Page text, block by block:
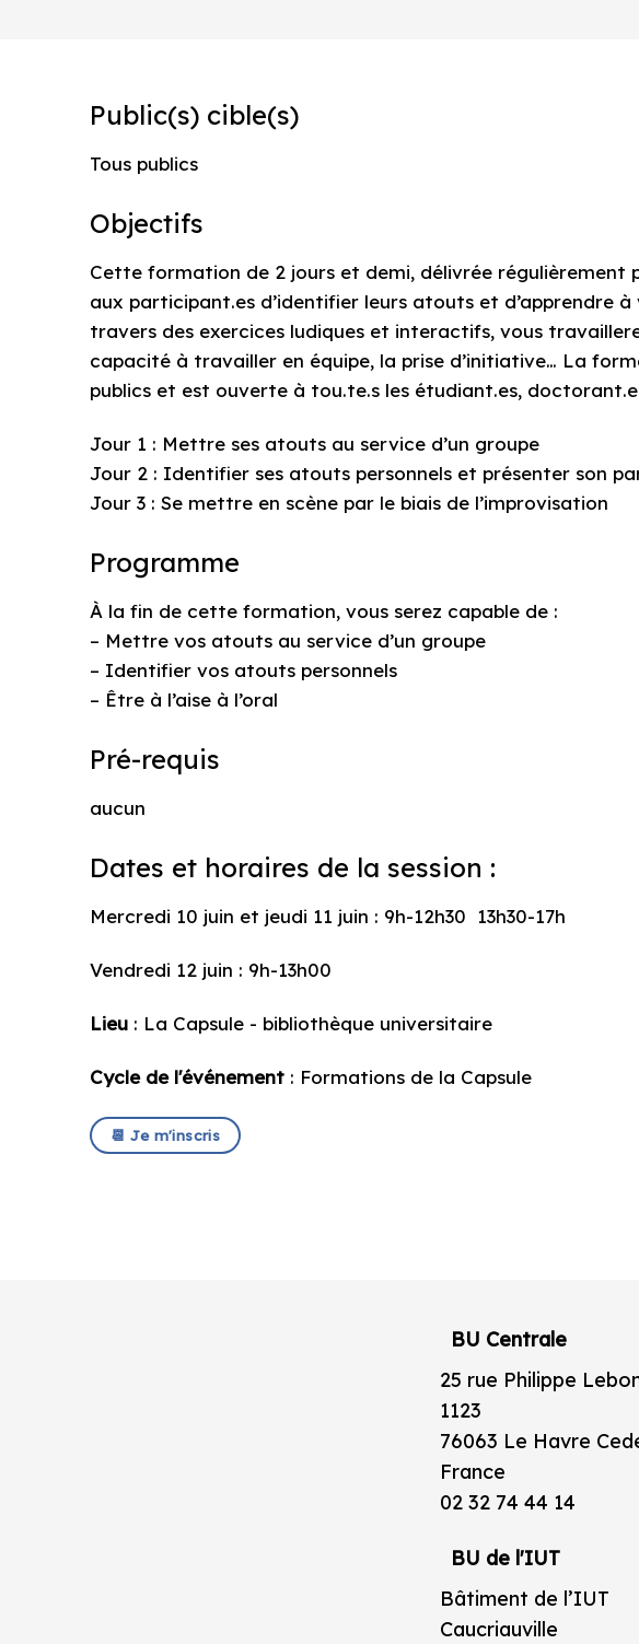
Public(s) cible(s)
Tous publics
Objectifs
Cette formation de 2 jours et demi, délivrée régulièrement
aux participant.es d’identifier leurs atouts et d’apprendre
travers des exercices ludiques et interactifs, vous
capacité à travailler en équipe, la prise d’initiative… La
publics et est ouverte à tou.te.s les étudiant.es,
Jour 1 : Mettre ses atouts au service d’un groupe
Jour 2 : Identifier ses atouts personnels et présenter son
Jour 3 : Se mettre en scène par le biais de l’improvisation
Programme
À la fin de cette formation, vous serez capable de :
– Mettre vos atouts au service d’un groupe
– Identifier vos atouts personnels
– Être à l’aise à l’oral
Pré-requis
aucun
Dates et horaires de la session :
Mercredi 10 juin et jeudi 11 juin : 9h-12h30 13h30-17h
Vendredi 12 juin : 9h-13h00
Lieu : La Capsule - bibliothèque universitaire
Cycle de l'événement : Formations de la Capsule
📆 Je m'inscris
BU Centrale
25 rue Philippe
1123
76063 Le Havre
France
02 32 74 44 14
BU de l'IUT
Bâtiment de l’IUT
Caucriauville